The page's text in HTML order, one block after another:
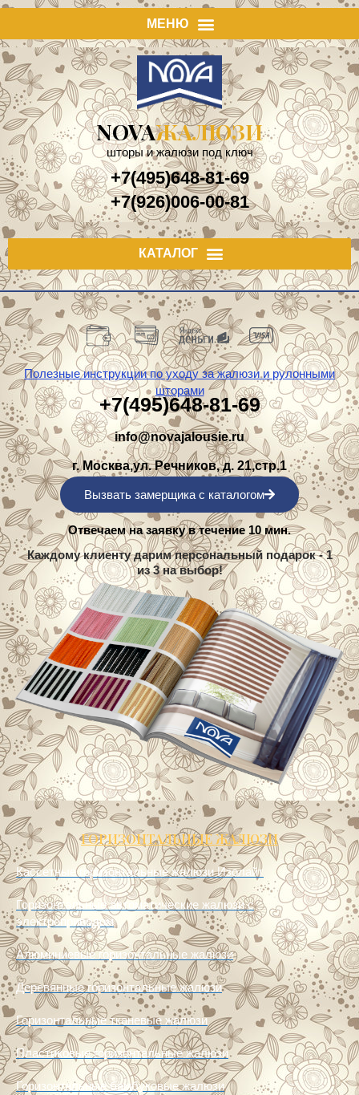
NOVAЖАЛЮЗИ
шторы и жалюзи под ключ
+7(495)648-81-69
+7(926)006-00-81
Полезные инструкции по уходу за жалюзи и рулонными
шторами
+7(495)648-81-69
info@novajalousie.ru
г. Москва,ул. Речников, д. 21,стр.1
Вызвать замерщика с каталогом
Отвечаем на заявку в течение 10 мин.
Каждому клиенту дарим персональный подарок - 1
из 3 на выбор!
ГОРИЗОНТАЛЬНЫЕ ЖАЛЮЗИ
Кассетные горизонтальные жалюзи Изолайт
Горизонтальные автоматические жалюзи с
электроприводом
Алюминиевые горизонтальные жалюзи
Деревянные горизонтальные жалюзи
Горизонтальные тканевые жалюзи
Пластиковые горизонтальные жалюзи
Горизонтальные бамбуковые жалюзи